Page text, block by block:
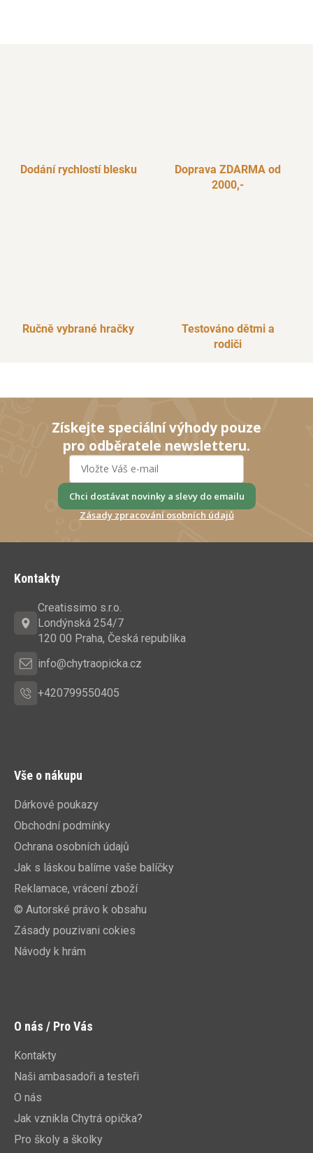
Dodání rychlostí blesku
Doprava ZDARMA od
2000,-
Ručně vybrané hračky
Testováno dětmi a
rodiči
Získejte speciální výhody pouze
pro odběratele newsletteru.
Chci dostávat novinky a slevy do emailu
Zásady zpracování osobních údajů
Kontakty
Creatissimo s.r.o.
Londýnská 254/7
120 00 Praha, Česká republika
info@chytraopicka.cz
+420799550405
Vše o nákupu
Dárkové poukazy
Obchodní podmínky
Ochrana osobních údajů
Jak s láskou balíme vaše balíčky
Reklamace, vrácení zboží
© Autorské právo k obsahu
Zásady pouzivani cokies
Návody k hrám
O nás / Pro Vás
Kontakty
Naši ambasadoři a testeři
O nás
Jak vznikla Chytrá opička?
Pro školy a školky